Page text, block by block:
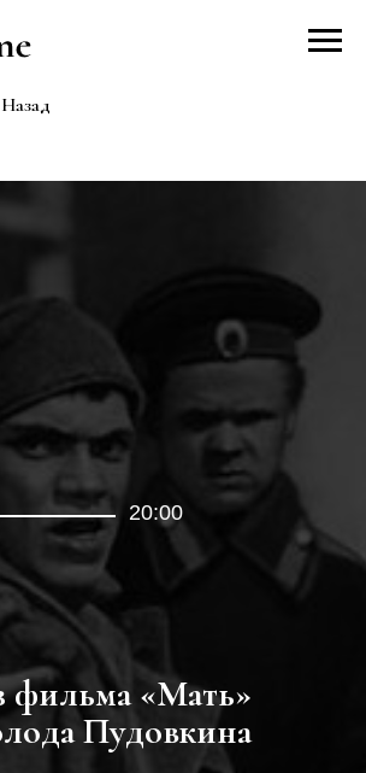
Назад
20:00
фильма «Мать»
Пудовкина